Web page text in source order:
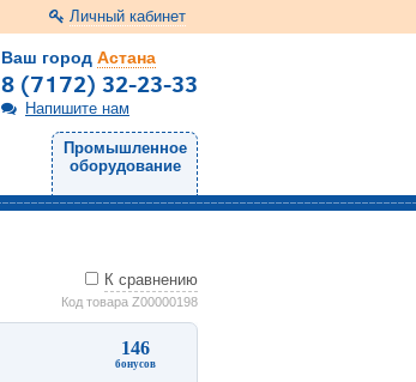
Личный кабинет
Ваш город Астана
8 (7172) 32-23-33
Напишите нам
Промышленное
оборудование
К сравнению
Код товара Z00000198
146
бонусов